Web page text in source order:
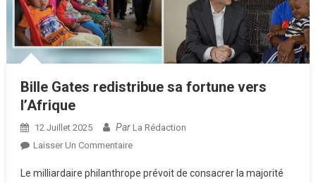
Bille Gates redistribue sa fortune vers
l’Afrique
12 Juillet 2025 Par La Rédaction
Laisser Un CommentaireSur
Gates
Le milliardaire philanthrope prévoit de consacrer la majorité